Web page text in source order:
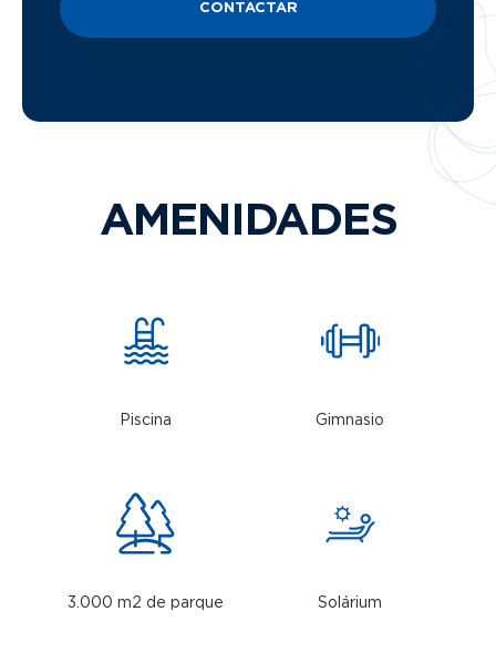
CONTACTAR
AMENIDADES
Piscina Gimnasio
3.000 m2 de parque Solárium